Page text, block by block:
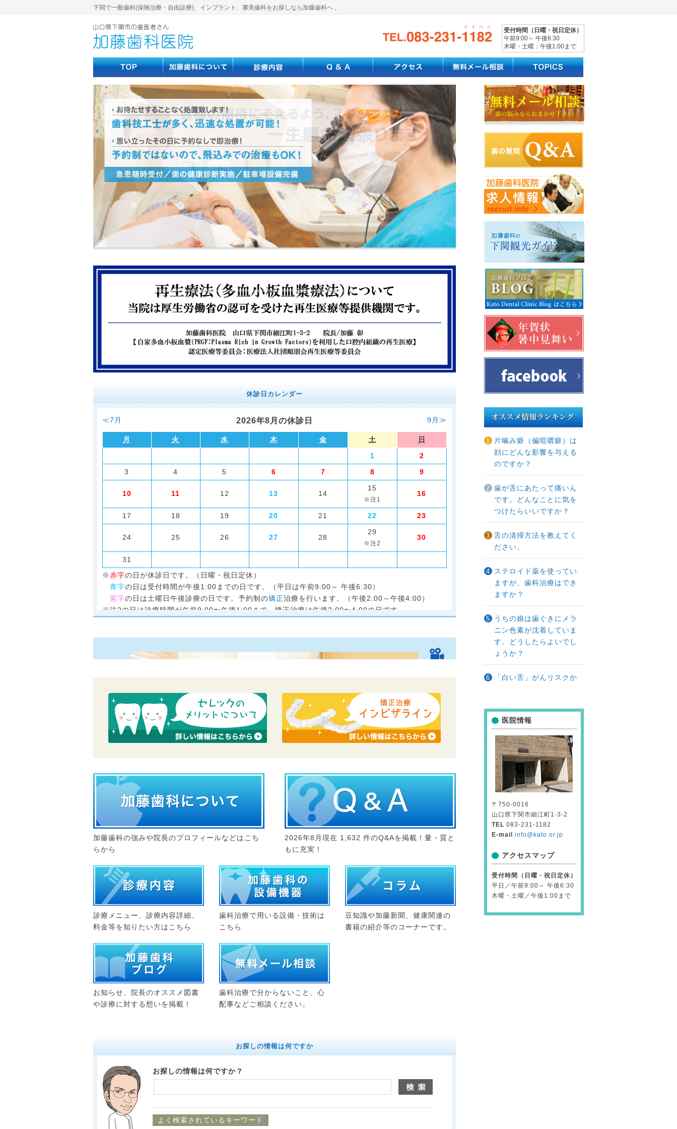
下関で一般歯科(保険治療・自由診療)、インプラント、審美歯科をお探しなら加藤歯科へ 。
受付時間（日曜・祝日定休）
午前9:00～ 午後6:30
木曜・土曜：午後1:00まで
安心して治療を受けて頂ける歯科医院です。患者様の口腔内をむし歯や歯周病から守ります。また、インプ
ラントや審美治療も多くのお客様にご満足いただいています。
休診日カレンダー
≪7月 9月≫
2026年8月の休診日
月 火 水 木 金 土
日
1
2
3
4 5 6 7 8 9
10 11 12 13 14
15
16
17 18 19 20 21 22 23
24 25 26 27 28
29
30
31
※赤字の日が休診日です。（日曜・祝日定休）
青字の日は受付時間が午後1:00までの日です。（平日は午前9:00～ 午後6:30）
紫字の日は土曜日午後診療の日です。予約制の矯正治療を行います。（午後2:00～午後4:00）
※注2の日は診療時間が午前9:00〜午後1:00まで、矯正治療は午後2:00〜4:00の日です。
加藤歯科の強みや院長のプロフィールなどはこち
らから
2026年8月現在 1,632 件のQ&Aを掲載！量・質と
もに充実！
診療メニュー、診療内容詳細、
料金等を知りたい方はこちら
歯科治療で用いる設備・技術は
こちら
豆知識や加藤新聞、健康関連の
書籍の紹介等のコーナーです。
お知らせ、院長のオススメ図書
や診療に対する想いを掲載！
歯科治療で分からないこと、心
配事などご相談ください。
お探しの情報は何ですか
お探しの情報は何ですか？
よく検索されているキーワード
片噛み癖（偏咀嚼癖）は
顔にどんな影響を与える
のですか？
歯が舌にあたって痛いん
です。どんなことに気を
つけたらいいですか？
舌の清掃方法を教えてく
ださい。
ステロイド薬を使ってい
ますが、歯科治療はでき
ますか？
うちの娘は歯ぐきにメラ
ニン色素が沈着していま
す。どうしたらよいでし
ょうか？
「白い舌」がんリスクか
医院情報
〒750-0016
山口県下関市細江町1-3-2
TEL 083-231-1182
E-mail
info@kato.or.jp
アクセスマップ
受付時間（日曜・祝日定休）
平日／午前9:00～ 午後6:30
木曜・土曜／午後1:00まで